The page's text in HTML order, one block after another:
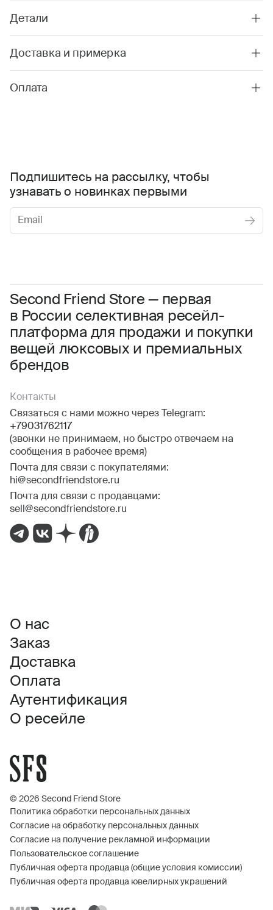
Детали
Доставка и примерка
Оплата
Second Friend Store — первая
в России селективная ресейл-
платформа для продажи и покупки
вещей люксовых и премиальных
брендов
Контакты
Связаться с нами можно через Telegram:
+79031762117
(звонки не принимаем, но быстро отвечаем на
сообщения в рабочее время)
Почта для связи с покупателями:
hi@secondfriendstore.ru
Почта для связи с продавцами:
sell@secondfriendstore.ru
Подпишитесь на рассылку, чтобы
узнавать о новинках первыми
Соглашаюсь с условиями Пользовательского соглашения
Даю согласие на получение рекламной информации.
О нас
Заказ
Доставка
Оплата
Аутентификация
О ресейле
© 2026 Second Friend Store
Политика обработки персональных данных
Согласие на обработку персональных данных
Согласие на получение рекламной информации
Пользовательское соглашение
Публичная оферта продавца (общие условия комиссии)
Публичная оферта продавца ювелирных украшений